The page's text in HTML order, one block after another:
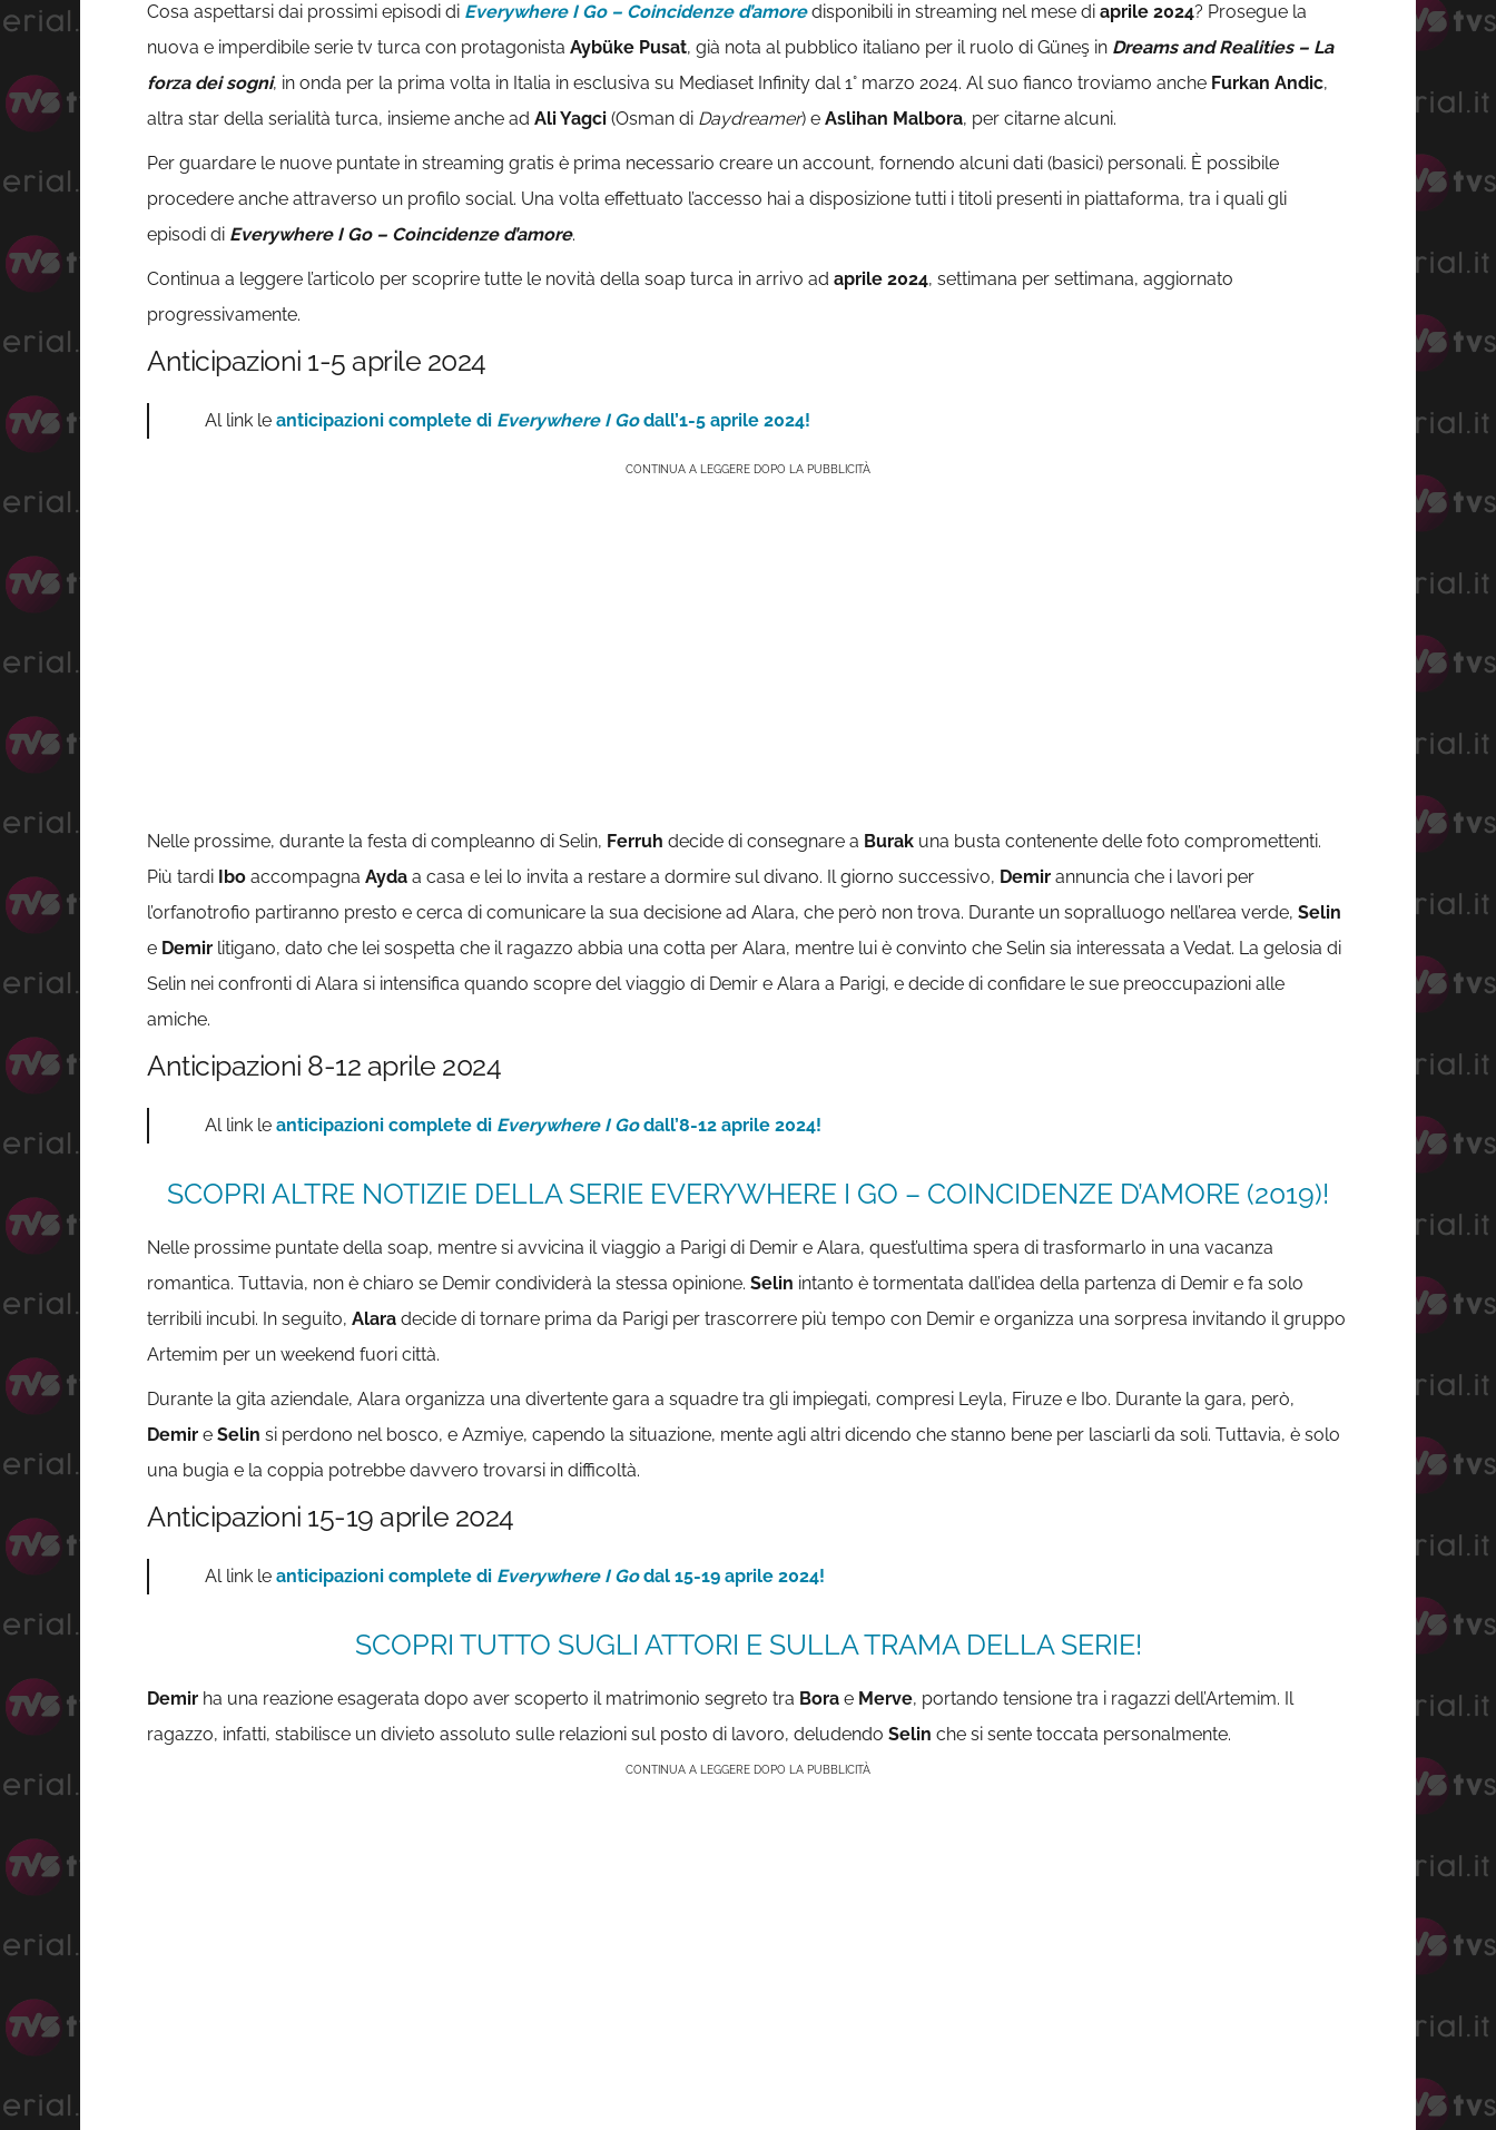
Cosa aspettarsi dai prossimi episodi di Everywhere I Go – Coincidenze d’amore disponibili in streaming nel mese di aprile 2024? Prosegue la
nuova e imperdibile serie tv turca con protagonista Aybüke Pusat, già nota al pubblico italiano per il ruolo di Güneş in Dreams and Realities – La
forza dei sogni, in onda per la prima volta in Italia in esclusiva su Mediaset Infinity dal 1° marzo 2024. Al suo fianco troviamo anche Furkan Andic,
altra star della serialità turca, insieme anche ad Ali Yagci (Osman di Daydreamer) e Aslihan Malbora, per citarne alcuni.
Per guardare le nuove puntate in streaming gratis è prima necessario creare un account, fornendo alcuni dati (basici) personali. È possibile
procedere anche attraverso un profilo social. Una volta effettuato l’accesso hai a disposizione tutti i titoli presenti in piattaforma, tra i quali gli
episodi di Everywhere I Go – Coincidenze d’amore.
Continua a leggere l’articolo per scoprire tutte le novità della soap turca in arrivo ad aprile 2024, settimana per settimana, aggiornato
progressivamente.
Anticipazioni 1-5 aprile 2024
Al link le anticipazioni complete di Everywhere I Godall’1-5 aprile 2024!
CONTINUA A LEGGERE DOPO LA PUBBLICITÀ
Nelle prossime, durante la festa di compleanno di Selin, Ferruh decide di consegnare a Burak una busta contenente delle foto compromettenti.
Più tardi Ibo accompagna Ayda a casa e lei lo invita a restare a dormire sul divano. Il giorno successivo, Demir annuncia che i lavori per
l’orfanotrofio partiranno presto e cerca di comunicare la sua decisione ad Alara, che però non trova. Durante un sopralluogo nell’area verde, Selin
e Demir litigano, dato che lei sospetta che il ragazzo abbia una cotta per Alara, mentre lui è convinto che Selin sia interessata a Vedat. La gelosia di
Selin nei confronti di Alara si intensifica quando scopre del viaggio di Demir e Alara a Parigi, e decide di confidare le sue preoccupazioni alle
amiche.
Anticipazioni 8-12 aprile 2024
Al link le anticipazioni complete di Everywhere I Godall’8-12 aprile 2024!
SCOPRI ALTRE NOTIZIE DELLA SERIE EVERYWHERE I GO – COINCIDENZE D’AMORE (2019)!
Nelle prossime puntate della soap, mentre si avvicina il viaggio a Parigi di Demir e Alara, quest’ultima spera di trasformarlo in una vacanza
romantica. Tuttavia, non è chiaro se Demir condividerà la stessa opinione. Selin intanto è tormentata dall’idea della partenza di Demir e fa solo
terribili incubi. In seguito, Alara decide di tornare prima da Parigi per trascorrere più tempo con Demir e organizza una sorpresa invitando il gruppo
Artemim per un weekend fuori città.
Durante la gita aziendale, Alara organizza una divertente gara a squadre tra gli impiegati, compresi Leyla, Firuze e Ibo. Durante la gara, però,
Demir e Selin si perdono nel bosco, e Azmiye, capendo la situazione, mente agli altri dicendo che stanno bene per lasciarli da soli. Tuttavia, è solo
una bugia e la coppia potrebbe davvero trovarsi in difficoltà.
Anticipazioni 15-19 aprile 2024
Al link le anticipazioni complete di Everywhere I Godal 15-19 aprile 2024!
SCOPRI TUTTO SUGLI ATTORI E SULLA TRAMA DELLA SERIE!
Demir ha una reazione esagerata dopo aver scoperto il matrimonio segreto tra Bora e Merve, portando tensione tra i ragazzi dell’Artemim. Il
ragazzo, infatti, stabilisce un divieto assoluto sulle relazioni sul posto di lavoro, deludendo Selin che si sente toccata personalmente.
CONTINUA A LEGGERE DOPO LA PUBBLICITÀ